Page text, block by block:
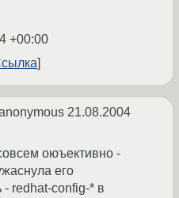
+00:00
21.08.2004
оюъективно -
его
- redhat-config-* в